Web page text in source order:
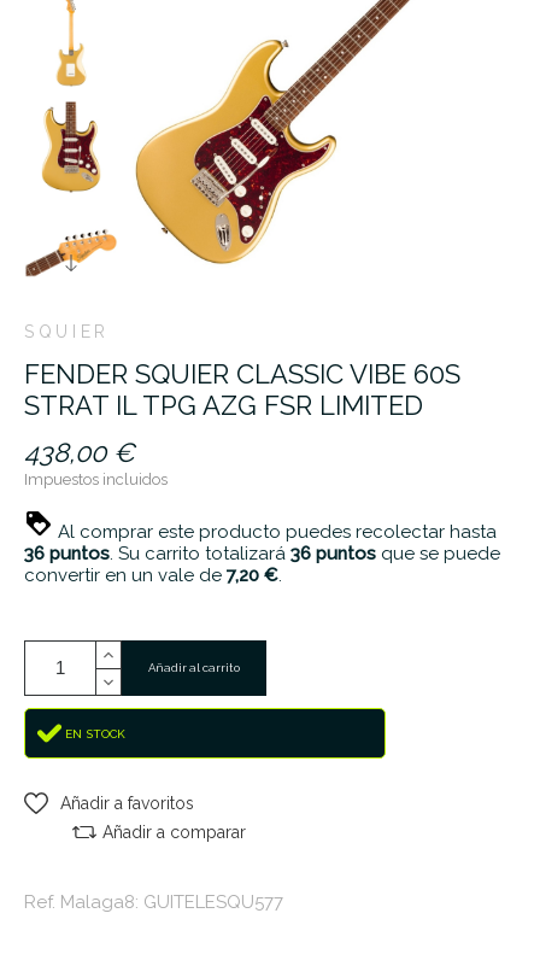
SQUIER
FENDER SQUIER CLASSIC VIBE 60S
STRAT IL TPG AZG FSR LIMITED
438,00 €
Impuestos incluidos
Al comprar este producto puedes recolectar hasta
36 puntos. Su carrito totalizará 36 puntos que se puede
convertir en un vale de 7,20 €.
Añadir al carrito
EN STOCK
Añadir a favoritos
Añadir a comparar
Ref. Malaga8: GUITELESQU577